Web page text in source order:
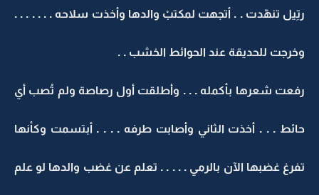
رتِيل تنهّدت . . أتجهت لمكتبْ والدها وأخذت سلاحه . . . . . . .
وخرجت للحديقة عند الحوائط الخشب . .
رفعت شعرها بأكمله . . . وأطلقت أول رصاصة ولم تُصب أي
حائط . . . أخذت الثاني وأصابت طرفه . . . . أبتسمت وكأنها
تفرغ غضبها الآن بالرمي . . . . . تعلم عن غضب والدها لو علم